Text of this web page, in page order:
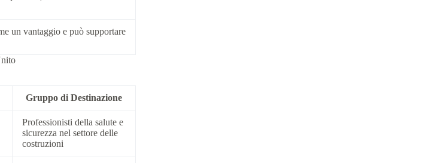
un vantaggio e può supportare
Gruppo di Destinazione
Professionisti della salute e
sicurezza nel settore delle
costruzioni